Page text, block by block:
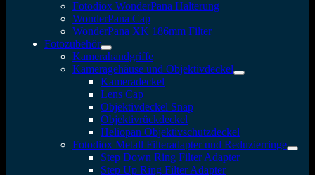
Fotodiox WonderPana Halterung
WonderPana Cap
WonderPana XK 186mm Filter
Fotozubehör
Kamerahandgriffe
Kameragehäuse und Objektivdeckel
Kameradeckel
Lens Cap
Objektivdeckel Snap
Objektivrückdeckel
Heliopan Objektivschutzdeckel
Fotodiox Metall Filteradapter und Reduzierringe
Step Down Ring Filter Adapter
Step Up Ring Filter Adapter